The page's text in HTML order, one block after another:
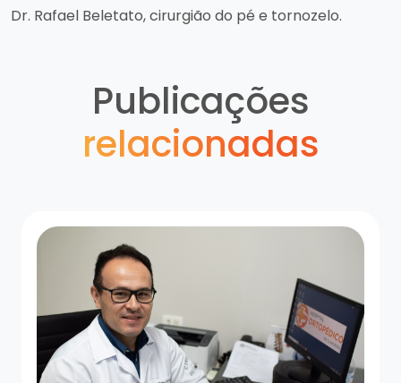
Dr. Rafael Beletato, cirurgião do pé e tornozelo.
Publicações
relacionadas